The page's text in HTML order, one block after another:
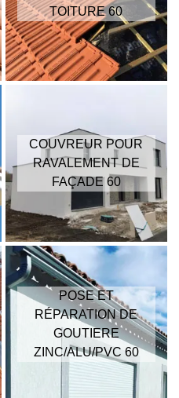
TOITURE 60
COUVREUR POUR
RAVALEMENT DE
FAÇADE 60
POSE ET
RÉPARATION DE
GOUTIERE
ZINC/ALU/PVC 60